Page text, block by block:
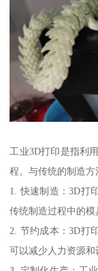
工业3D打印是指利
程。与传统的制造方
1. 快速制造：3D打
传统制造过程中的模
2. 节约成本：3D打
可以减少人力资源和